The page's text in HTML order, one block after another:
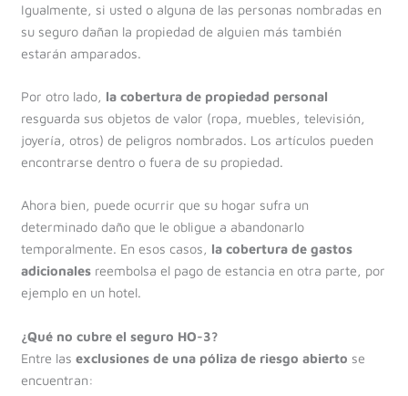
Igualmente, si usted o alguna de las personas nombradas en
su seguro dañan la propiedad de alguien más también
estarán amparados.
Por otro lado, la cobertura de propiedad personal
resguarda sus objetos de valor (ropa, muebles, televisión,
joyería, otros) de peligros nombrados. Los artículos pueden
encontrarse dentro o fuera de su propiedad.
Ahora bien, puede ocurrir que su hogar sufra un
determinado daño que le obligue a abandonarlo
temporalmente. En esos casos, la cobertura de gastos
adicionales reembolsa el pago de estancia en otra parte, por
ejemplo en un hotel.
¿Qué no cubre el seguro HO-3?
Entre las exclusiones de una póliza de riesgo abierto se
encuentran: